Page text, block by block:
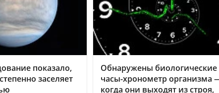
показало,
заселяет
Обнаружены биологические
часы-хронометр организма
когда они выходят из строя,